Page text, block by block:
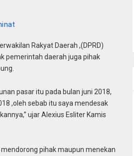
Rakyat Daerah ,(DPRD)
pemerintah daerah juga pihak
pasar itu pada bulan juni 2018,
,oleh sebab itu saya mendesak
ujar Alexius Esliter Kamis
pihak maupun menekan